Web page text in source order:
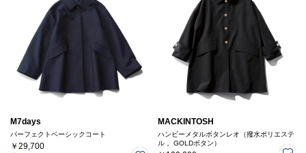
M7days
パーフェクトベーシックコート
￥29,700
MACKINTOSH
ハンビーメタルボタンレオ（撥水ポリエステ
ル， GOLDボタン）